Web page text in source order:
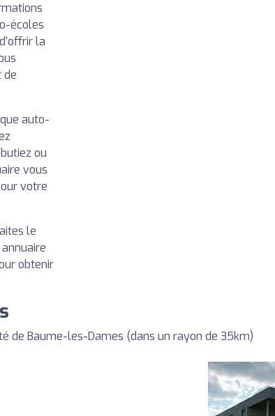
écoles
la
de
auto-
ou
vous
votre
le
obtenir
de Baume-les-Dames (dans un rayon de 35km)